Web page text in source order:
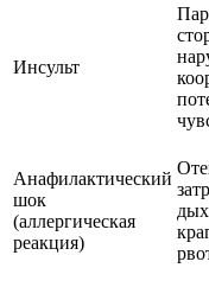
Инсульт
Анафилактический
шок
(аллергическая
реакция)